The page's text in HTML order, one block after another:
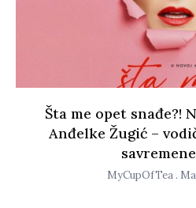
Šta me opet snađe?!
Anđelke Žugić –
MyCupOfTea